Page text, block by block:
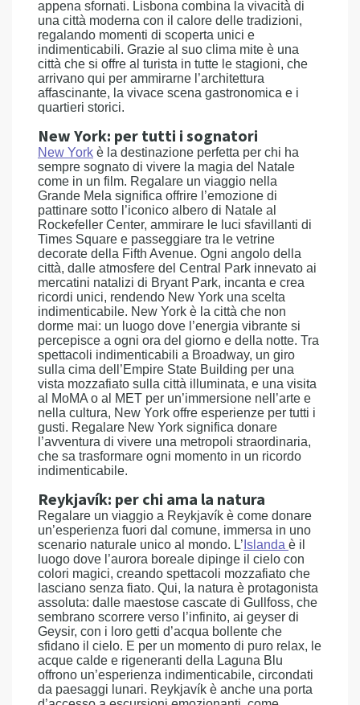
appena sfornati. Lisbona combina la vivacità di
una città moderna con il calore delle tradizioni,
regalando momenti di scoperta unici e
indimenticabili. Grazie al suo clima mite è una
città che si offre al turista in tutte le stagioni, che
arrivano qui per ammirarne l’architettura
affascinante, la vivace scena gastronomica e i
quartieri storici.
New York: per tutti i sognatori
New York è la destinazione perfetta per chi ha
sempre sognato di vivere la magia del Natale
come in un film. Regalare un viaggio nella
Grande Mela significa offrire l’emozione di
pattinare sotto l’iconico albero di Natale al
Rockefeller Center, ammirare le luci sfavillanti di
Times Square e passeggiare tra le vetrine
decorate della Fifth Avenue. Ogni angolo della
città, dalle atmosfere del Central Park innevato ai
mercatini natalizi di Bryant Park, incanta e crea
ricordi unici, rendendo New York una scelta
indimenticabile. New York è la città che non
dorme mai: un luogo dove l’energia vibrante si
percepisce a ogni ora del giorno e della notte. Tra
spettacoli indimenticabili a Broadway, un giro
sulla cima dell’Empire State Building per una
vista mozzafiato sulla città illuminata, e una visita
al MoMA o al MET per un’immersione nell’arte e
nella cultura, New York offre esperienze per tutti i
gusti. Regalare New York significa donare
l’avventura di vivere una metropoli straordinaria,
che sa trasformare ogni momento in un ricordo
indimenticabile.
Reykjavík: per chi ama la natura
Regalare un viaggio a Reykjavík è come donare
un’esperienza fuori dal comune, immersa in uno
scenario naturale unico al mondo. L’ Islanda è il
luogo dove l’aurora boreale dipinge il cielo con
colori magici, creando spettacoli mozzafiato che
lasciano senza fiato. Qui, la natura è protagonista
assoluta: dalle maestose cascate di Gullfoss, che
sembrano scorrere verso l’infinito, ai geyser di
Geysir, con i loro getti d’acqua bollente che
sfidano il cielo. E per un momento di puro relax, le
acque calde e rigeneranti della Laguna Blu
offrono un’esperienza indimenticabile, circondati
da paesaggi lunari. Reykjavík è anche una porta